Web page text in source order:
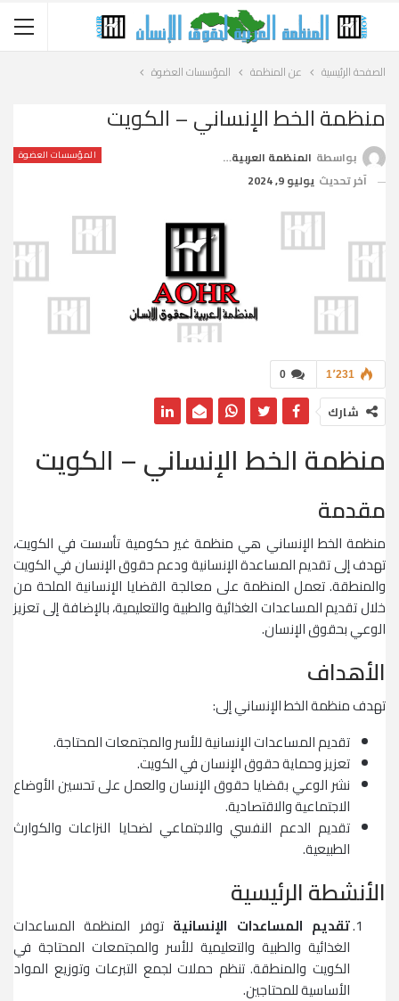
الصفحة الرئيسية عن المنظمة المؤسسات العضوة
منظمة الخط الإنساني – الكويت
المؤسسات العضوة بواسطة المنظمة العربية لحقوق الإنسان
آخر تحديث يوليو 9, 2024
0 1٬231
شارك
منظمة الخط الإنساني – الكويت
مقدمة
منظمة الخط الإنساني هي منظمة غير حكومية تأسست في الكويت،
تهدف إلى تقديم المساعدة الإنسانية ودعم حقوق الإنسان في الكويت
والمنطقة. تعمل المنظمة على معالجة القضايا الإنسانية الملحة من
خلال تقديم المساعدات الغذائية والطبية والتعليمية، بالإضافة إلى تعزيز
الوعي بحقوق الإنسان.
الأهداف
تهدف منظمة الخط الإنساني إلى:
تقديم المساعدات الإنسانية للأسر والمجتمعات المحتاجة.
تعزيز وحماية حقوق الإنسان في الكويت.
نشر الوعي بقضايا حقوق الإنسان والعمل على تحسين الأوضاع
الاجتماعية والاقتصادية.
تقديم الدعم النفسي والاجتماعي لضحايا النزاعات والكوارث
الطبيعية.
الأنشطة الرئيسية
تقديم المساعدات الإنسانية توفر المنظمة المساعدات
الغذائية والطبية والتعليمية للأسر والمجتمعات المحتاجة في
الكويت والمنطقة. تنظم حملات لجمع التبرعات وتوزيع المواد
الأساسية للمحتاجين.